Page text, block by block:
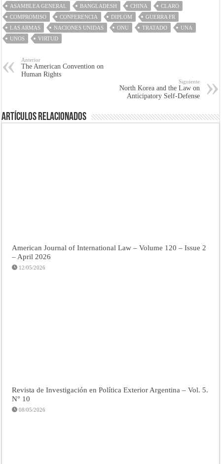
ASAMBLEA GENERAL
BANGLADESH CHINA
CLARO
COMPROMISO
CONFERENCIA DIPLOM
GUERRA FR
LAS ARMAS
NACIONES UNIDAS ONU TRATADO
UNA
UNOS
VIRTUD
Anterior
The American Convention on
Human Rights
Siguiente
North Korea and the Law on
Anticipatory Self-Defense
Artículos Relacionados
American Journal of International Law – Volume 120 – Issue 2
– April 2026
12/05/2026
Revista de Investigación en Política Exterior Argentina – Vol. 5.
N° 10
08/05/2026